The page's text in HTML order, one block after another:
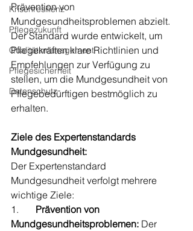
Krisenresilienz
Pflegezukunft
Qualitätsmanagement
Pflegesicherheit
Datenschutz
Prävention von
Mundgesundheitsproblemen abzielt.
Der Standard wurde entwickelt, um
Pflegekräften klare Richtlinien und
Empfehlungen zur Verfügung zu
stellen, um die Mundgesundheit von
Pflegebedürftigen bestmöglich zu
erhalten.
Ziele des Expertenstandards
Mundgesundheit:
Der Expertenstandard
Mundgesundheit verfolgt mehrere
wichtige Ziele:
1. Prävention von
Mundgesundheitsproblemen: Der